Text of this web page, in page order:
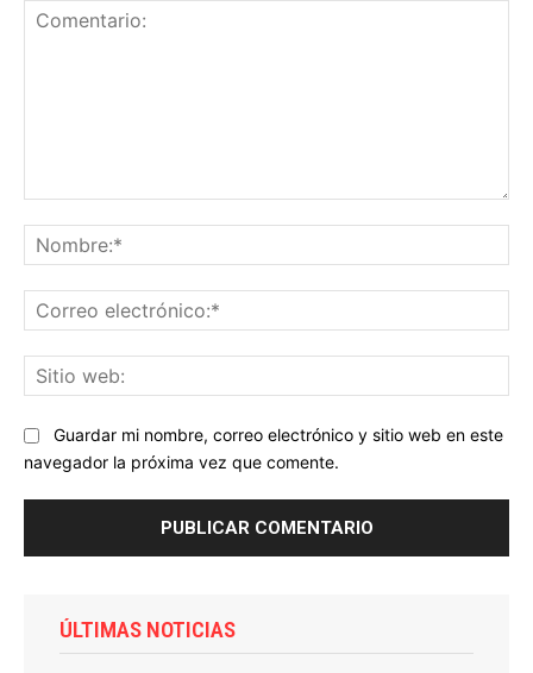
Guardar mi nombre, correo electrónico y sitio web en este
navegador la próxima vez que comente.
ÚLTIMAS NOTICIAS